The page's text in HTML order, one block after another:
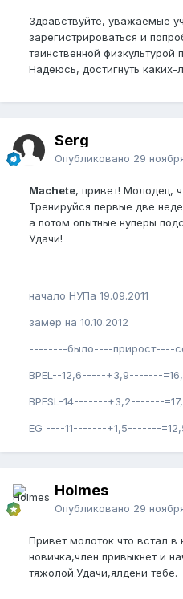
Здравствуйте, уважаемые
зарегистрироваться и
таинственной физкультурой
Надеюсь, достигнуть каких-
Serg
Опубликовано 29
Machete, привет! Молодец,
Тренируйся первые две
а потом опытные нуперы
Удачи!
начало НУПа 19.09.2011
замер на 10.10.2012
--------было----прирост----
BPEL--12,6-----+3,9-------
BPFSL-14-------+3,2-------
EG ----11-------+1,5-------
Holmes
Опубликовано 29
Привет молоток что встал в
новичка,член привыкнет и
тяжолой.Удачи,ялдени тебе.